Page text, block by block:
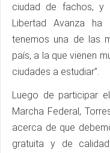
ciudad de fachos,
Libertad Avanza ha
tenemos una de las
país, a la que vienen
ciudades a estudiar”.
Luego de participar
Marcha Federal,
acerca de que
gratuita y de